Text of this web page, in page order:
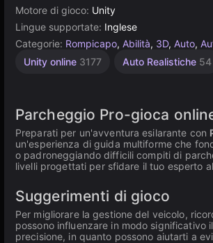
Motore di gioco: Unity
Lingue supportate: Inglese
Categorie: Rompicapo, Abilità, 3D, Auto,
Unity online 3177 Auto Realistiche 54
Parcheggio Pro-gioca
Preparati per un'avventura esilarante con
un'esperienza di guida multiforme che
o padroneggiando difficili compiti di
livelli progettati per sfidare il tuo esperto
Suggerimenti di gioco
Per migliorare la gestione del veicolo,
possono influenzare in modo significativo
precisione, in quanto possono aiutarti a